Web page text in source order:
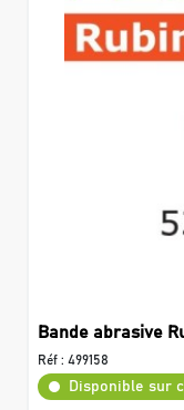
Bande abrasive
Réf : 499158
Disponible sur